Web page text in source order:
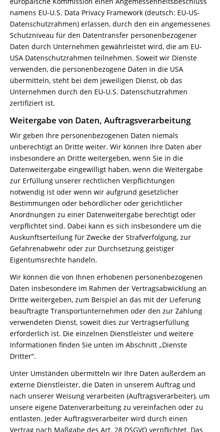
namens EU-U.S. Data Privacy Framework (deutsch: EU-US-
Datenschutzrahmen) erlassen, durch den ein angemessenes
Schutzniveau für den Datentransfer personenbezogener
Daten durch Unternehmen gewährleistet wird, die am EU-
USA Datenschutzrahmen teilnehmen. Soweit wir Dienste
verwenden, die personenbezogene Daten in die USA
übermitteln, steht bei dem jeweiligen Dienst, ob das
Unternehmen durch den EU-U.S. Datenschutzrahmen
zertifiziert ist.
Weitergabe von Daten, Auftragsverarbeitung
Wir geben Ihre personenbezogenen Daten niemals
unberechtigt an Dritte weiter. Wir können Ihre Daten aber
insbesondere an Dritte weitergeben, wenn Sie in die
Datenweitergabe eingewilligt haben, wenn die Weitergabe
zur Erfüllung unserer rechtlichen Verpflichtungen
notwendig ist oder wenn wir aufgrund gesetzlicher
Bestimmungen oder behördlicher oder gerichtlicher
Anordnungen zu einer Datenweitergabe berechtigt oder
verpflichtet sind. Dabei kann es sich insbesondere um die
Auskunftserteilung für Zwecke der Strafverfolgung, zur
Gefahrenabwehr oder zur Durchsetzung geistiger
Eigentumsrechte handeln.
Wir können die von Ihnen erhobenen personenbezogenen
Daten insbesondere im Rahmen der Vertragsabwicklung an
Dritte weitergeben, zum Beispiel an das mit der Lieferung
beauftragte Transportunternehmen oder den zur Zahlung
verwendeten Dienst, soweit dies zur Vertragserfüllung
erforderlich ist. Die einzelnen Dienstleister und weitere
Informationen finden Sie unten im Abschnitt „Dienste
Dritter“.
Unter Umständen übermitteln wir Ihre Daten außerdem an
externe Dienstleister, die Daten in unserem Auftrag und
nach unserer Weisung verarbeiten (Auftragsverarbeiter), um
unsere eigene Datenverarbeitung zu vereinfachen oder zu
entlasten. Jeder Auftragsverarbeiter wird durch einen
Vertrag nach Maßgabe des Art. 28 DSGVO verpflichtet. Das